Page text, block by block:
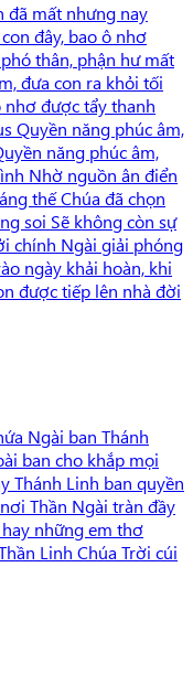
đã mất nhưng nay
đây, bao ô nhơ
thân, phận hư mất
đưa con ra khỏi tối
được tẩy thanh
Quyền năng phúc âm,
năng phúc âm,
Nhờ nguồn ân điển
thế Chúa đã chọn
soi Sẽ không còn sự
chính Ngài giải phóng
ngày khải hoàn, khi
được tiếp lên nhà đời
Ngài ban Thánh
ban cho khắp mọi
Thánh Linh ban quyền
Thần Ngài tràn đầy
những em thơ
Linh Chúa Trời cúi